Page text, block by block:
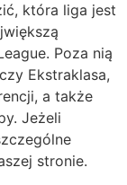
która liga jest
Poza nią
Ekstraklasa,
a także
Jeżeli
stronie.